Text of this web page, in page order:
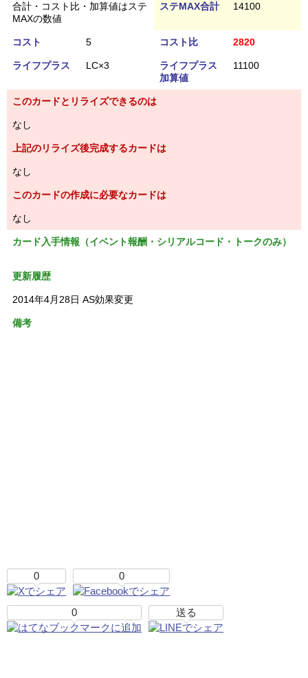
合計・コスト比・加算値はステ
MAXの数値
ステMAX合計 14100
コスト 5 コスト比 2820
ライフプラス LC×3
ライフプラス
加算値
11100
このカードとリライズできるのは
なし
上記のリライズ後完成するカードは
なし
このカードの作成に必要なカードは
なし
カード入手情報（イベント報酬・シリアルコード・トークのみ）
更新履歴
2014年4月28日 AS効果変更
備考
0 0
0 送る